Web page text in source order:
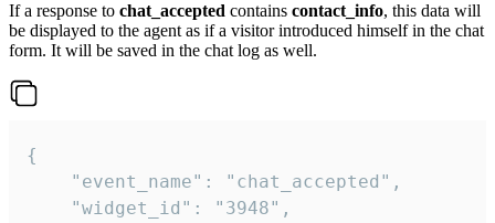
If a response to chat_accepted contains contact_info, this data will
be displayed to the agent as if a visitor introduced himself in the chat
form. It will be saved in the chat log as well.
{
    "event_name": "chat_accepted",
    "widget_id": "3948",